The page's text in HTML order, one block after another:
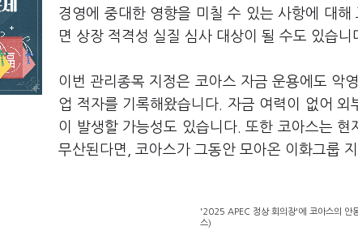
경영에 중대한 영향을 미칠 수 있는 사항에 대
면 상장 적격성 실질 심사 대상이 될 수도 있습니
이번 관리종목 지정은 코아스 자금 운용에도 악
업 적자를 기록해왔습니다. 자금 여력이 없어
이 발생할 가능성도 있습니다. 또한 코아스는
무산된다면, 코아스가 그동안 모아온 이화그룹
'2025 APEC 정상 회의장'에 코아스의 안
스)